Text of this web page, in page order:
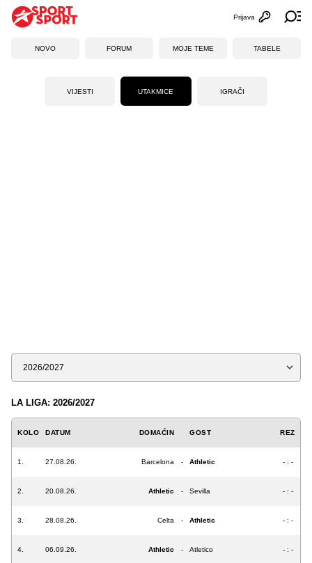
Otvori
Prijava
NOVO FORUM MOJE TEME TABELE
VIJESTI UTAKMICE IGRAČI
Sezona
LA LIGA: 2026/2027
KOLO DATUM DOMAĆIN GOST REZ
1. 27.08.26. Barcelona - Athletic - : -
2. 20.08.26. Athletic - Sevilla - : -
3. 28.08.26. Celta - Athletic - : -
4. 06.09.26. Athletic - Atletico - : -